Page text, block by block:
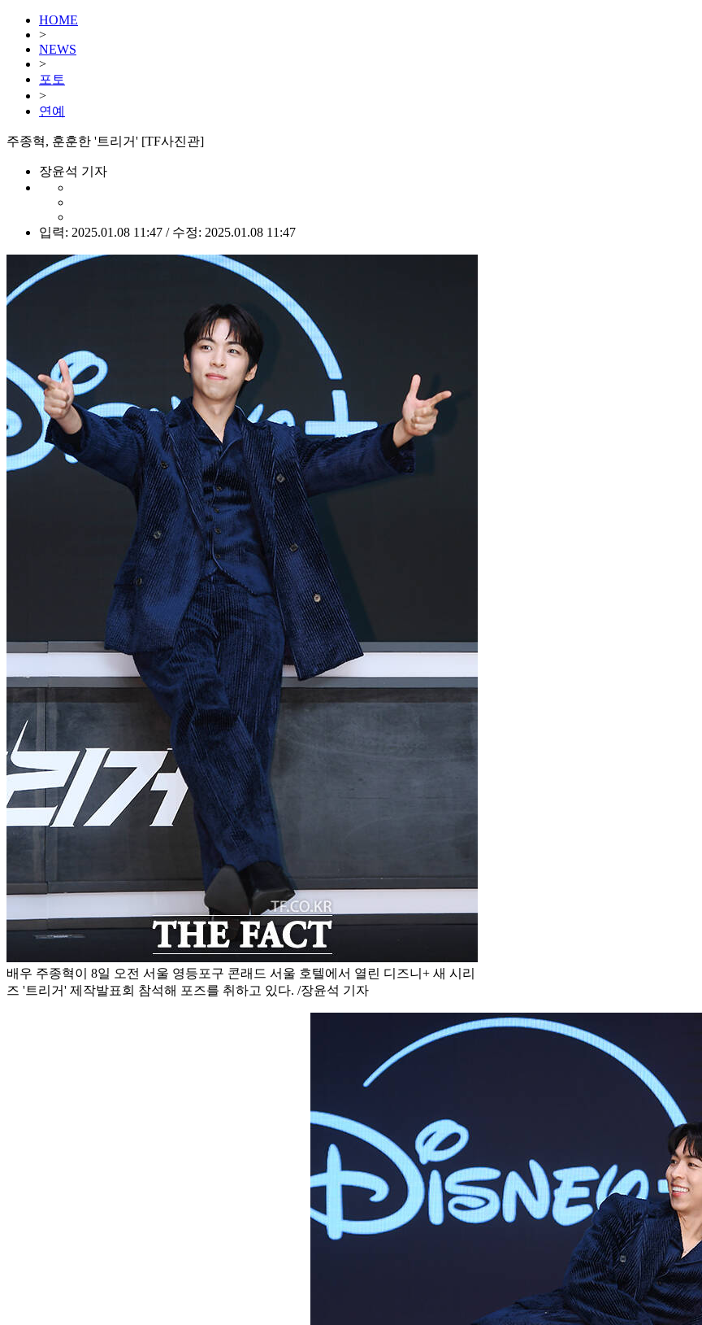
HOME
>
NEWS
>
포토
>
연예
주종혁, 훈훈한 '트리거' [TF사진관]
장윤석 기자
입력: 2025.01.08 11:47 / 수정: 2025.01.08 11:47
배우 주종혁이 8일 오전 서울 영등포구 콘래드 서울 호텔에서 열린 디즈니+ 새 시리
즈 '트리거' 제작발표회 참석해 포즈를 취하고 있다. /장윤석 기자